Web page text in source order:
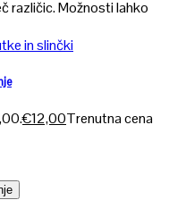
različic. Možnosti lahko
in slinčki
€12,00Trenutna cena